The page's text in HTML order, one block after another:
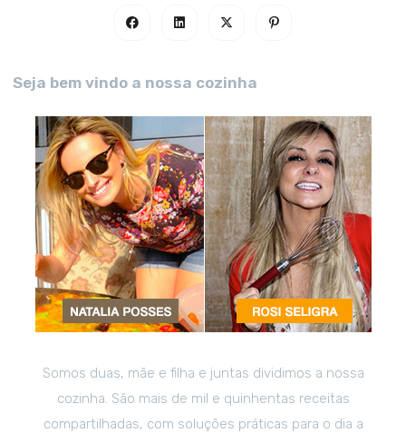
Seja bem vindo a nossa cozinha
Somos duas, mãe e filha e juntas dividimos a nossa
cozinha. São mais de mil e quinhentas receitas
compartilhadas, com soluções práticas para o dia a